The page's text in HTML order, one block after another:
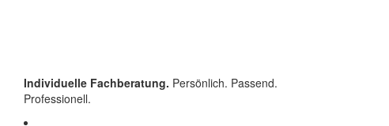
Individuelle Fachberatung. Persönlich. Passend.
Professionell.